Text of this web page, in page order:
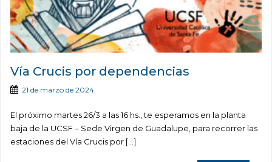
Vía Crucis por dependencias
21 de marzo de 2024
El próximo martes 26/3 a las 16 hs., te esperamos en la planta
baja de la UCSF – Sede Virgen de Guadalupe, para recorrer las
estaciones del Vía Crucis por […]